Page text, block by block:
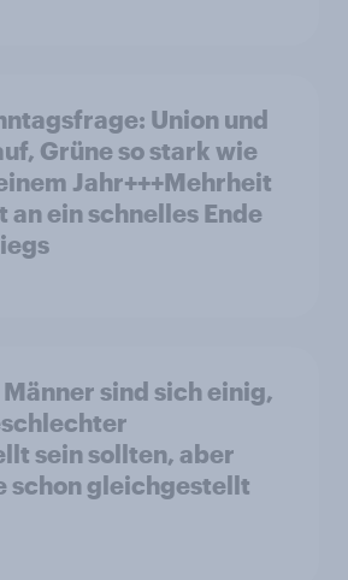
Union und
Grüne so stark wie
Jahr+++Mehrheit
ein schnelles Ende
sind sich einig,
sein sollten, aber
schon gleichgestellt